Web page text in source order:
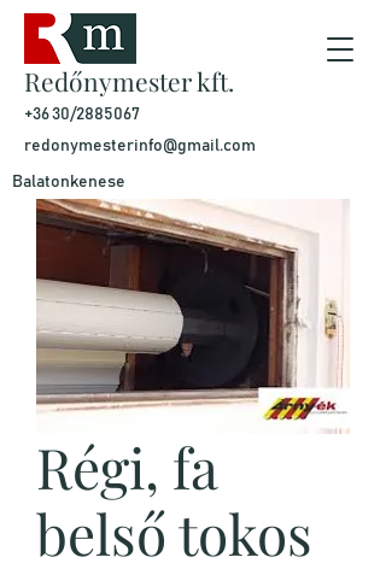
Redőnymester kft.
+36 30/2885067
redonymesterinfo@gmail.com
Balatonkenese
Régi, fa
belső tokos